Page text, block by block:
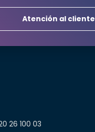
Atención al cliente
26 100 03